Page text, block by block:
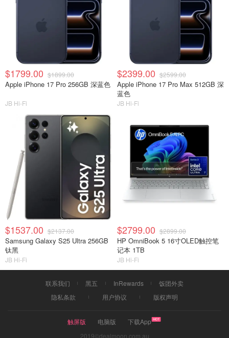
$1799.00 $1899.00
Apple iPhone 17 Pro 256GB 深蓝色
JB Hi-Fi
$2399.00 $2599.00
Apple iPhone 17 Pro Max 512GB 深
蓝色
JB Hi-Fi
$1537.00 $2137.00
Samsung Galaxy S25 Ultra 256GB
钛黑
JB Hi-Fi
$2799.00 $2899.00
HP OmniBook 5 16寸OLED触控笔
记本 1TB
JB Hi-Fi
联系我们 黑五 InRewards
饭团外卖
隐私条款
用户协议 版权声明
触屏版 电脑版
下载App
2019©dealmoon.com.au